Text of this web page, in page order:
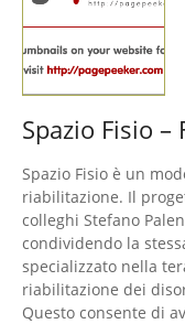
Spazio Fisio
Spazio Fisio è un
riabilitazione. Il
colleghi Stefano
condividendo la
specializzato nella
riabilitazione dei
Questo consente di